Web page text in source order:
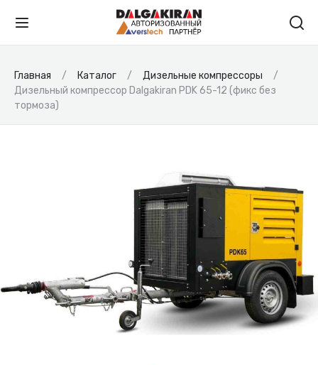
Главная Каталог
Дизельные компрессоры
Дизельный компрессор Dalgakiran PDK 65-12 (фикс без
тормоза)